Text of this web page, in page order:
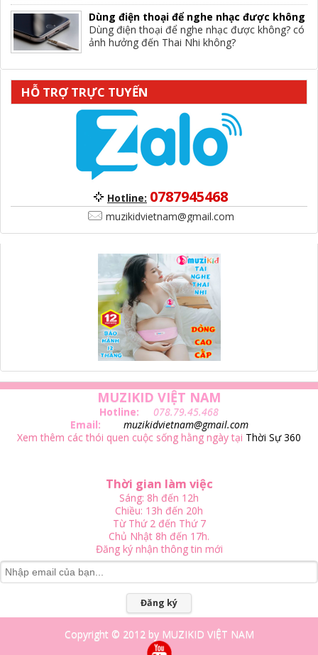
Dùng điện thoại để nghe nhạc được không
Dùng điện thoại để nghe nhạc được không? có
ảnh hưởng đến Thai Nhi không?
HỖ TRỢ TRỰC TUYẾN
Hotline: 0787945468
muzikidvietnam@gmail.com
MUZIKID VIỆT NAM
Hotline: 078.79.45.468
Email: muzikidvietnam@gmail.com
Xem thêm các thói quen cuộc sống hằng ngày tại Thời Sự 360
Thời gian làm việc
Sáng: 8h đến 12h
Chiều: 13h đến 20h
Từ Thứ 2 đến Thứ 7
Chủ Nhật 8h đến 17h.
Đăng ký nhận thông tin mới
Đăng ký
Copyright © 2012 by MUZIKID VIỆT NAM